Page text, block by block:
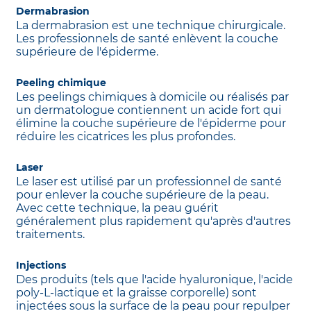
Dermabrasion
La dermabrasion est une technique chirurgicale.
Les professionnels de santé enlèvent la couche
supérieure de l'épiderme.
Peeling chimique
Les peelings chimiques à domicile ou réalisés par
un dermatologue contiennent un acide fort qui
élimine la couche supérieure de l'épiderme pour
réduire les cicatrices les plus profondes.
Laser
Le laser est utilisé par un professionnel de santé
pour enlever la couche supérieure de la peau.
Avec cette technique, la peau guérit
généralement plus rapidement qu'après d'autres
traitements.
Injections
Des produits (tels que l'acide hyaluronique, l'acide
poly-L-lactique et la graisse corporelle) sont
injectées sous la surface de la peau pour repulper